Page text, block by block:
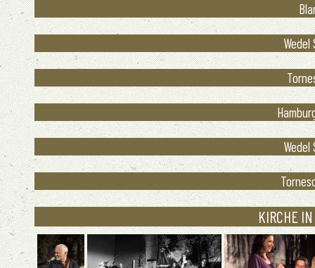
Wedel
Wedel
KIRCHE